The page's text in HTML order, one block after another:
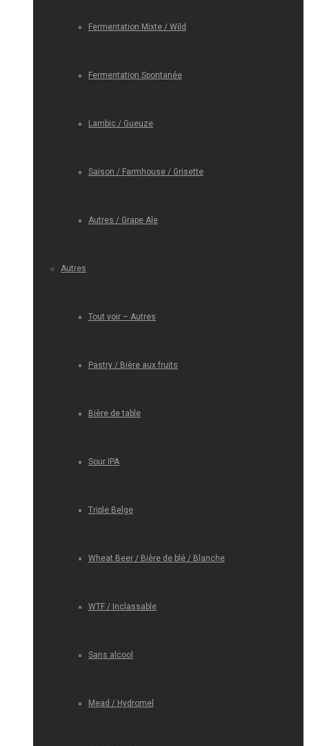
Fermentation Mixte / Wild
Fermentation Spontanée
Lambic / Gueuze
Saison / Farmhouse / Grisette
Autres / Grape Ale
Autres
Tout voir – Autres
Pastry / Bière aux fruits
Bière de table
Sour IPA
Triple Belge
Wheat Beer / Bière de blé / Blanche
WTF / Inclassable
Sans alcool
Mead / Hydromel